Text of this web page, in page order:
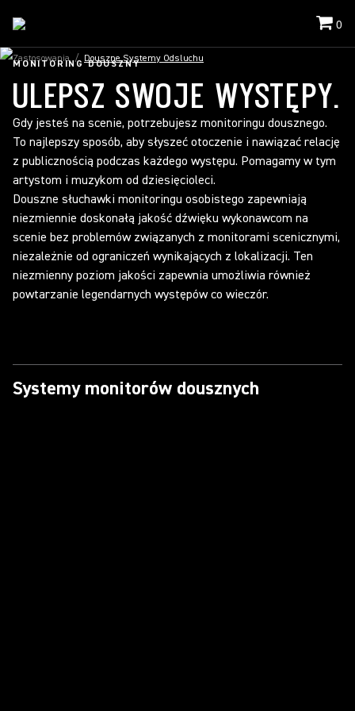
0
Zastosowania / Douszne Systemy Odsluchu
MONITORING DOUSZNY
ULEPSZ SWOJE WYSTĘPY.
Gdy jesteś na scenie, potrzebujesz monitoringu dousznego.
To najlepszy sposób, aby słyszeć otoczenie i nawiązać relację
z publicznością podczas każdego występu. Pomagamy w tym
artystom i muzykom od dziesięcioleci.
Douszne słuchawki monitoringu osobistego zapewniają
niezmiennie doskonałą jakość dźwięku wykonawcom na
scenie bez problemów związanych z monitorami scenicznymi,
niezależnie od ograniczeń wynikających z lokalizacji. Ten
niezmienny poziom jakości zapewnia umożliwia również
powtarzanie legendarnych występów co wieczór.
Systemy monitorów dousznych